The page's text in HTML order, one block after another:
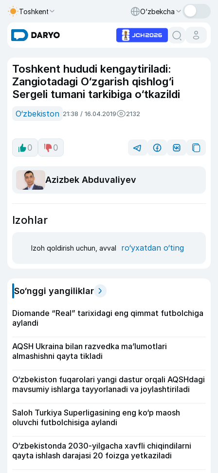
Toshkent O‘zbekcha
Toshkent hududi kengaytiriladi:
Zangiotadagi O‘zgarish qishlog‘i
Sergeli tumani tarkibiga o‘tkazildi
O‘zbekiston 21:38 / 16.04.2019 2132
0 0
Azizbek Abduvaliyev
Izohlar
Izoh qoldirish uchun, avval ro‘yxatdan o‘ting
So‘nggi yangiliklar
Diomande “Real” tarixidagi eng qimmat futbolchiga
aylandi
AQSH Ukraina bilan razvedka ma’lumotlari
almashishni qayta tikladi
O‘zbekiston fuqarolari yangi dastur orqali AQSHdagi
mavsumiy ishlarga tayyorlanadi va joylashtiriladi
Saloh Turkiya Superligasining eng ko‘p maosh
oluvchi futbolchisiga aylandi
O‘zbekistonda 2030-yilgacha xavfli chiqindilarni
qayta ishlash darajasi 20 foizga yetkaziladi